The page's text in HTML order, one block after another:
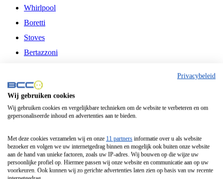
Whirlpool
Boretti
Stoves
Bertazzoni
Fitelli
Airfryer
Frituurpan
Contactgrill
Broodbakmachine
Broodrooster
Privacybeleid
Wij gebruiken cookies
Wij gebruiken cookies en vergelijkbare technieken om de website te verbeteren en om
gepersonaliseerde inhoud en advertenties aan te bieden.
Met deze cookies verzamelen wij en onze 11 partners informatie over u als website
bezoeker en volgen we uw internetgedrag binnen en mogelijk ook buiten onze website
aan de hand van unieke factoren, zoals uw IP-adres. Wij bouwen op die wijze uw
persoonlijke profiel op. Hiermee passen wij onze website en communicatie aan op uw
voorkeuren. Ook kunnen wij zo gerichte advertenties laten zien op basis van uw recente